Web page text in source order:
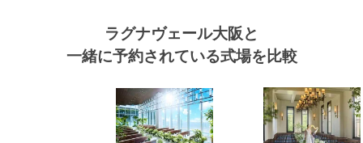
ラグナヴェール大阪と
一緒に予約されている式場を比較